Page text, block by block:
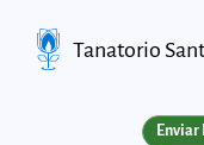
Tanatorio
Enviar